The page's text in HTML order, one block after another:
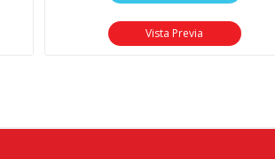
Vista Previa